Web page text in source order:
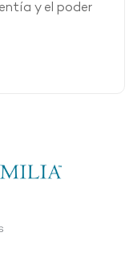
y el poder